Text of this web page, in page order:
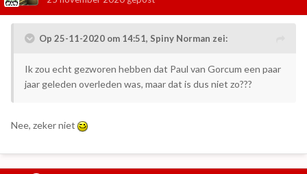
Op 25-11-2020 om 14:51, Spiny Norman zei:
Ik zou echt gezworen hebben dat Paul van Gorcum een paar
jaar geleden overleden was, maar dat is dus niet zo???
Nee, zeker niet